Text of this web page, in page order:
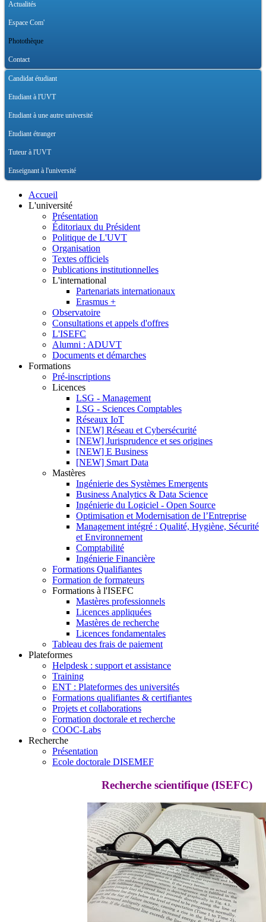
Actualités
Espace Com'
Photothèque
Contact
Candidat étudiant
Etudiant à l'UVT
Etudiant à une autre université
Etudiant étranger
Tuteur à l'UVT
Enseignant à l'université
Accueil
L'université
Présentation
Éditoriaux du Président
Politique de L'UVT
Organisation
Textes officiels
Publications institutionnelles
L'international
Partenariats internationaux
Erasmus +
Observatoire
Consultations et appels d'offres
L'ISEFC
Alumni : ADUVT
Documents et démarches
Formations
Pré-inscriptions
Licences
LSG - Management
LSG - Sciences Comptables
Réseaux IoT
[NEW] Réseau et Cybersécurité
[NEW] Jurisprudence et ses origines
[NEW] E Business
[NEW] Smart Data
Mastères
Ingénierie des Systèmes Emergents
Business Analytics & Data Science
Ingénierie du Logiciel - Open Source
Optimisation et Modernisation de l’Entreprise
Management intégré : Qualité, Hygiène, Sécurité
et Environnement
Comptabilité
Ingénierie Financière
Formations Qualifiantes
Formation de formateurs
Formations à l'ISEFC
Mastères professionnels
Licences appliquées
Mastères de recherche
Licences fondamentales
Tableau des frais de paiement
Plateformes
Helpdesk : support et assistance
Training
ENT : Plateformes des universités
Formations qualifiantes & certifiantes
Projets et collaborations
Formation doctorale et recherche
COOC-Labs
Recherche
Présentation
Ecole doctorale DISEMEF
Recherche scientifique (ISEFC)